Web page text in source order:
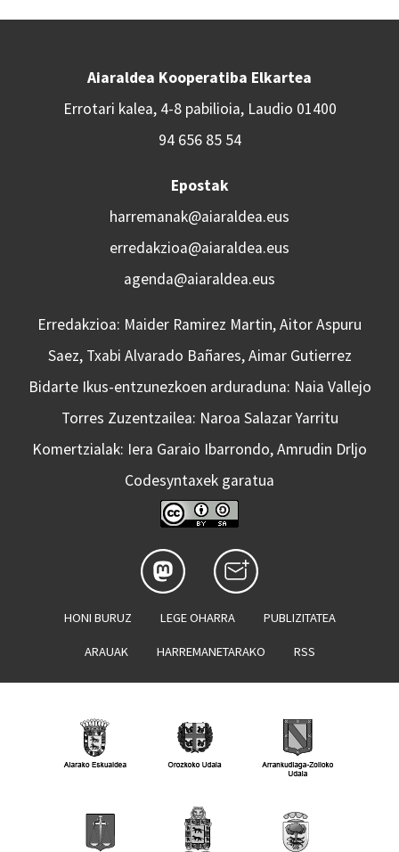
Aiaraldea Kooperatiba Elkartea
Errotari kalea, 4-8 pabilioia, Laudio 01400
94 656 85 54
Epostak
harremanak@aiaraldea.eus
erredakzioa@aiaraldea.eus
agenda@aiaraldea.eus
Erredakzioa: Maider Ramirez Martin, Aitor Aspuru
Saez, Txabi Alvarado Bañares, Aimar Gutierrez
Bidarte Ikus-entzunezkoen arduraduna: Naia Vallejo
Torres Zuzentzailea: Naroa Salazar Yarritu
Komertzialak: Iera Garaio Ibarrondo, Amrudin Drljo
Codesyntaxek garatua
HONI BURUZ LEGE OHARRA PUBLIZITATEA
ARAUAK HARREMANETARAKO RSS